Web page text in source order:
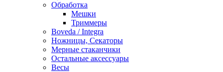
Обработка
Мешки
Триммеры
Boveda / Integra
Ножницы, Секаторы
Мерные стаканчики
Остальные аксессуары
Весы